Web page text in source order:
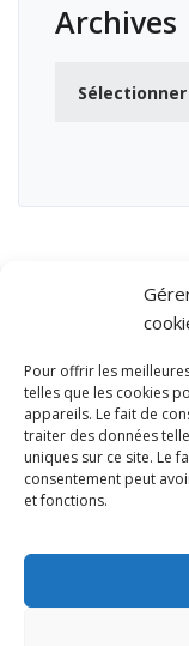
Pour offrir les
telles que les cookies
appareils. Le fait de
traiter des données
uniques sur ce site. Le
consentement peut
et fonctions.
Archives